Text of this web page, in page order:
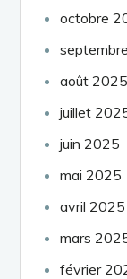
octobre
août 2025
juillet
juin 2025
mai 2025
avril 2025
mars
février